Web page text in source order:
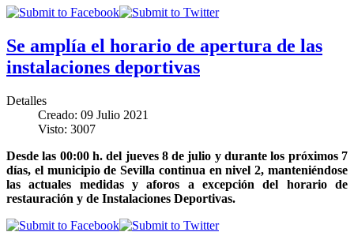
Se amplía el horario de apertura de las
instalaciones deportivas
Detalles
Creado: 09 Julio 2021
Visto: 3007
Desde las 00:00 h. del jueves 8 de julio y durante los próximos 7
días, el municipio de Sevilla continua en nivel 2, manteniéndose
las actuales medidas y aforos a excepción del horario de
restauración y de Instalaciones Deportivas.